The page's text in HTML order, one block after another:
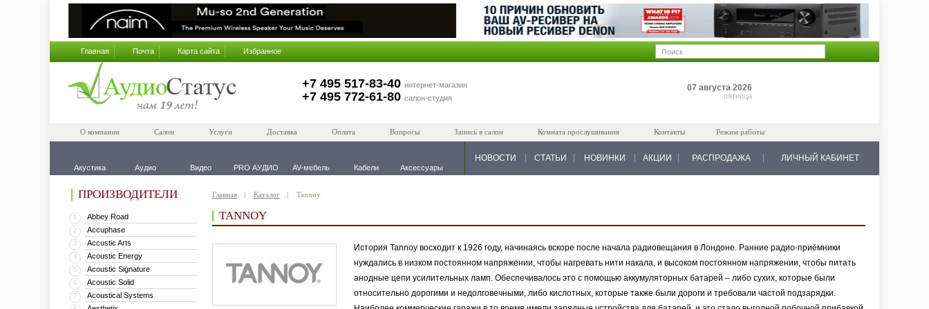
Главная Почта Карта сайта Избранное
+7 495 517-83-40 интернет-магазин
+7 495 772-61-80 салон-студия
07 августа 2026
пятница
О компании Салон Услуги Доставка Оплата Вопросы Запись в салон Комната прослушивания Контакты Режим работы
Акустика Аудио Видео PRO АУДИО AV-мебель Кабели Аксессуары
НОВОСТИ СТАТЬИ НОВИНКИ АКЦИИ РАСПРОДАЖА ЛИЧНЫЙ КАБИНЕТ
ПРОИЗВОДИТЕЛИ
1 Abbey Road
2 Accuphase
3 Accustic Arts
4 Acoustic Energy
5 Acoustic Signature
6 Acoustic Solid
7 Acoustical Systems
Главная Каталог Tannoy
TANNOY
История Tannoy восходит к 1926 году, начинаясь вскоре после начала радиовещания в Лондоне. Ранние радио-приёмники
нуждались в низком постоянном напряжении, чтобы нагревать нити накала, и высоком постоянном напряжении, чтобы питать
анодные цепи усилительных ламп. Обеспечивалось это с помощью аккумуляторных батарей – либо сухих, которые были
относительно дорогими и недолговечными, либо кислотных, которые также были дороги и требовали частой подзарядки.